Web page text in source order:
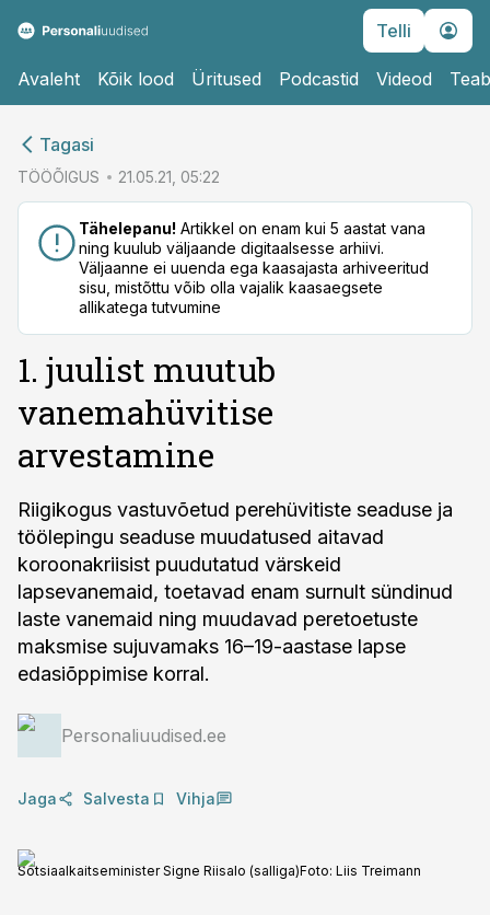
Telli
Avaleht Kõik lood Üritused Podcastid Videod
Tagasi
TÖÖÕIGUS 21.05.21, 05:22
Tähelepanu! Artikkel on enam kui 5 aastat vana
ning kuulub väljaande digitaalsesse arhiivi.
Väljaanne ei uuenda ega kaasajasta arhiveeritud
sisu, mistõttu võib olla vajalik kaasaegsete
allikatega tutvumine
1. juulist muutub
vanemahüvitise
arvestamine
Riigikogus vastuvõetud perehüvitiste seaduse ja
töölepingu seaduse muudatused aitavad
koroonakriisist puudutatud värskeid
lapsevanemaid, toetavad enam surnult sündinud
laste vanemaid ning muudavad peretoetuste
maksmise sujuvamaks 16–19-aastase lapse
edasiõppimise korral.
Personaliuudised.ee
Jaga Salvesta Vihja
Sotsiaalkaitseminister Signe Riisalo (salliga)Foto: Liis Treimann